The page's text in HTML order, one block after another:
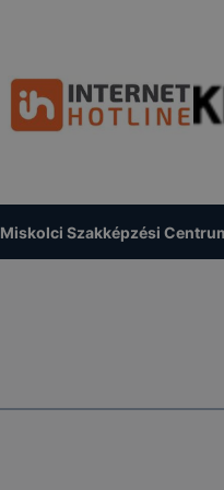
Miskolci Szakképzési